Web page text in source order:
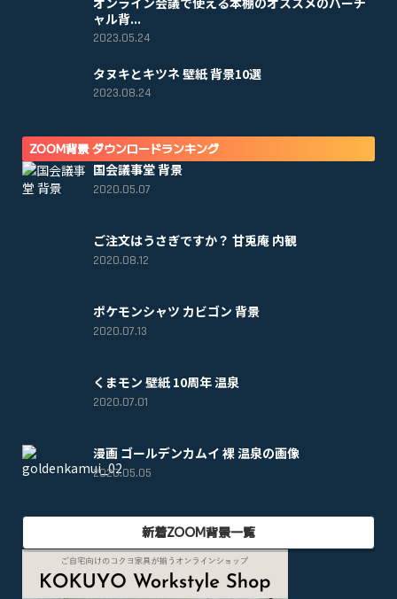
ャル背...
2023.05.24
タヌキとキツネ 壁紙 背景10選
2023.08.24
ZOOM背景 ダウンロードランキング
国会議事堂 背景
2020.05.07
ご注文はうさぎですか？ 甘兎庵 内観
2020.08.12
ポケモンシャツ カビゴン 背景
2020.07.13
くまモン 壁紙 10周年 温泉
2020.07.01
漫画 ゴールデンカムイ 裸 温泉の画像
2020.05.05
新着ZOOM背景一覧